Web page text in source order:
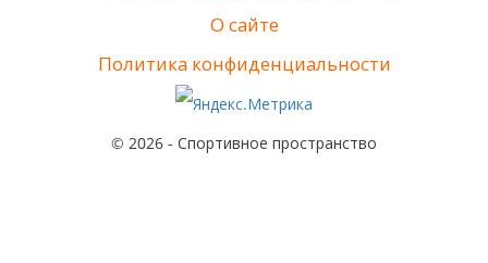
О сайте
Политика конфиденциальности
© 2026 - Спортивное пространство